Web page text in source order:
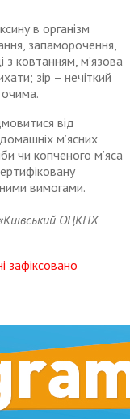
в організм
запаморочення,
з ковтанням, м’язова
зір – нечіткий
від
м’ясних
чи копченого м’яса
вимогами.
ОЦКПХ
зафіксовано